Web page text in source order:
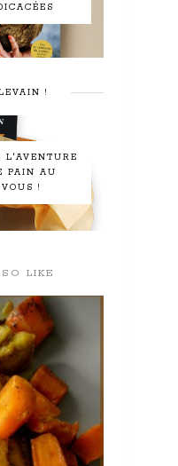
!
L'AVENTURE
PAIN AU
!
LIKE